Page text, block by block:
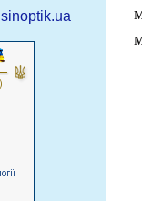
sinoptik.ua